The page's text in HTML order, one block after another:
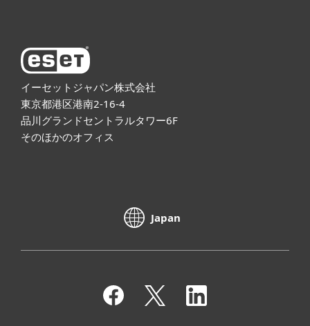
イーセットジャパン株式会社
東京都港区港南2-16-4
品川グランドセントラルタワー6F
そのほかのオフィス
Japan